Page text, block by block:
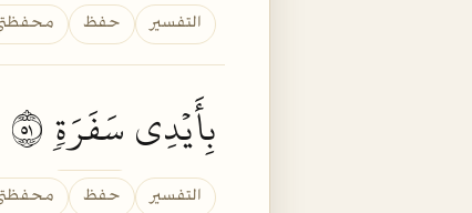
التفسير حفظ
بِأَيۡدِيسَفَرَةٖ
التفسير حفظ